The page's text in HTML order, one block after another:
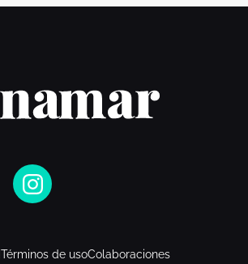
Términos de usoColaboraciones